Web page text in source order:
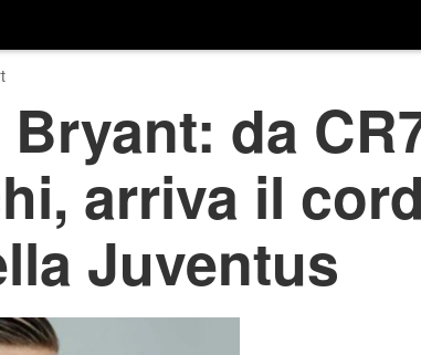
da
arriva il
Juventus